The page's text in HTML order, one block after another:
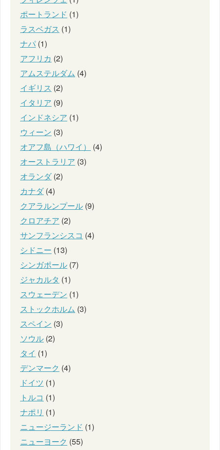
ポートランド (1)
ラスベガス (1)
ナパ (1)
アフリカ (2)
アムステルダム (4)
イギリス (2)
イタリア (9)
インドネシア (1)
ウィーン (3)
オアフ島（ハワイ）
(4)
オーストラリア (3)
オランダ(2)
カナダ(4)
クアラルンプール (9)
クロアチア (2)
サンフランシスコ (4)
シドニー (13)
シンガポール (7)
ジャカルタ (1)
スウェーデン (1)
ストックホルム (3)
スペイン (3)
ソウル (2)
タイ (1)
デンマーク (4)
ドイツ (1)
トルコ (1)
ナポリ (1)
ニュージーランド (1)
ニューヨーク (55)